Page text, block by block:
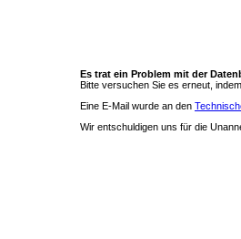
Es trat ein Problem mit der
Bitte versuchen Sie es erneut,
Eine E-Mail wurde an den
Wir entschuldigen uns für die